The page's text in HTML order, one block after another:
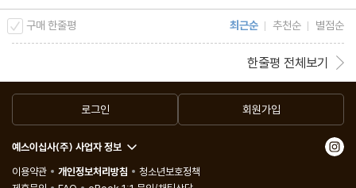
미시온과 정치적 정당성
21세기 볼리바르와 다층적 통합전략
핑크 타이드 물결과 혁명의 동반자
버스 기사 대통령과 경제 전쟁의 시작
사법부의 격돌과 시원적 제헌권의 호출
구매 한줄평 최근순 추천순 별점순
한줄평 전체보기
로그인 회원가입
예스이십사(주) 사업자 정보
이용약관
개인정보처리방침
청소년보호정책